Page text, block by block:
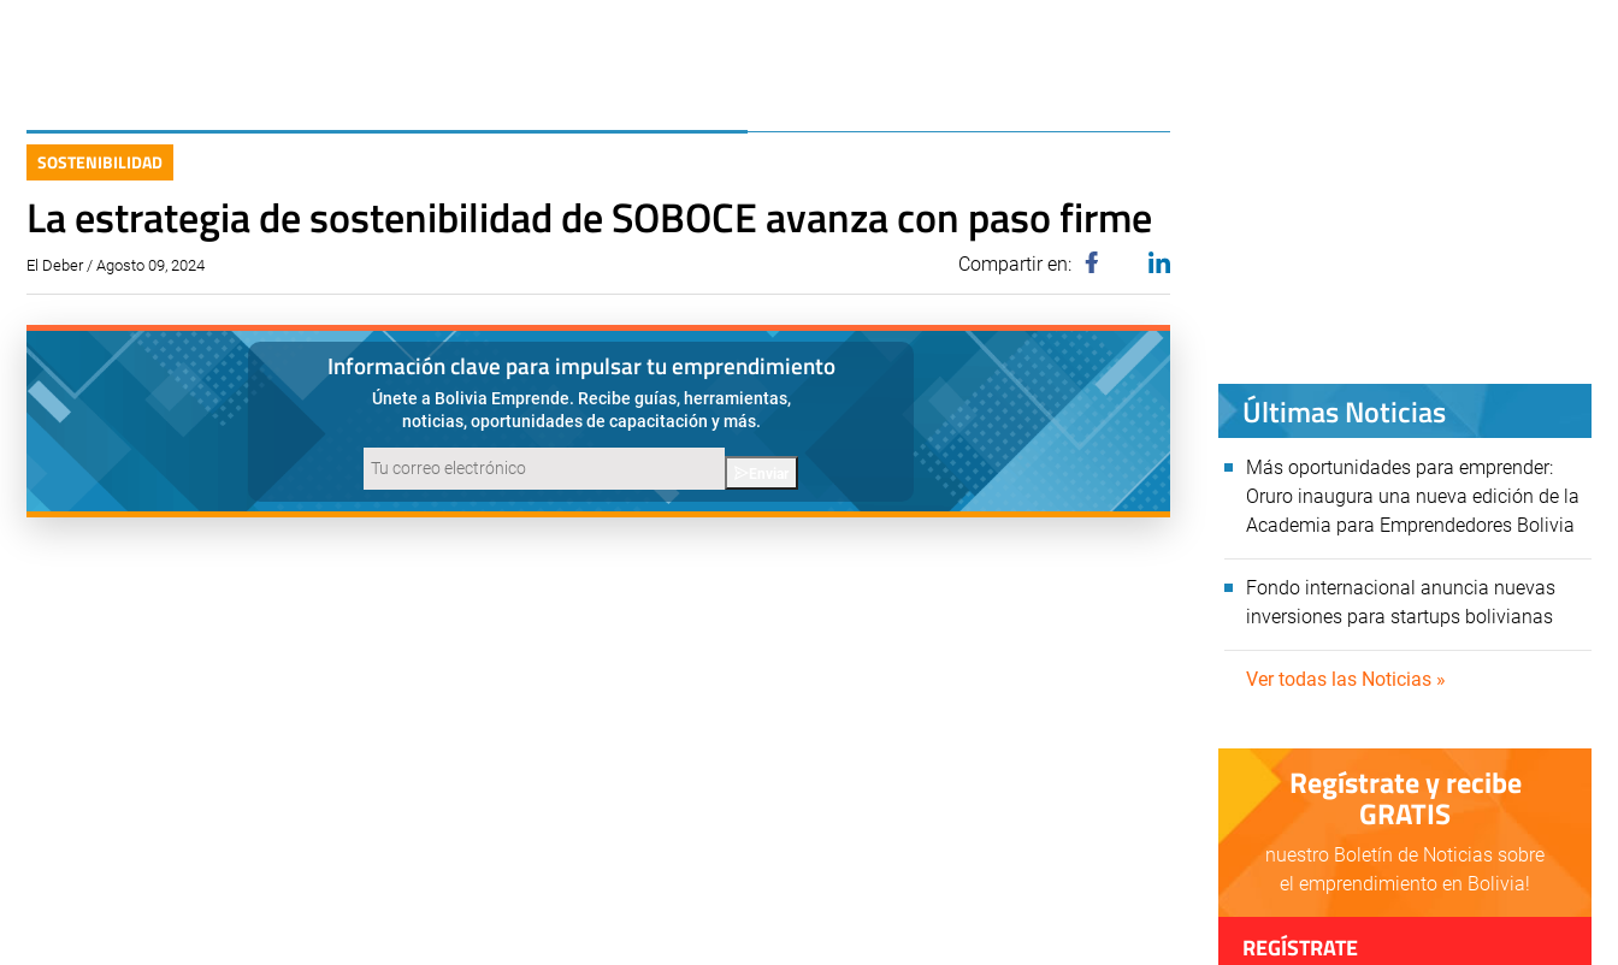
SOSTENIBILIDAD
La estrategia de sostenibilidad de SOBOCE avanza con paso firme
El Deber / Agosto 09, 2024 Compartir en:
Información clave para impulsar tu emprendimiento
Únete a Bolivia Emprende. Recibe guías, herramientas,
noticias, oportunidades de capacitación y más.
Últimas Noticias
Más oportunidades para emprender:
Oruro inaugura una nueva edición de la
Academia para Emprendedores Bolivia
Fondo internacional anuncia nuevas
inversiones para startups bolivianas
Ver todas las Noticias »
Regístrate y recibe
GRATIS
nuestro Boletín de Noticias sobre
el emprendimiento en Bolivia!
REGÍSTRATE